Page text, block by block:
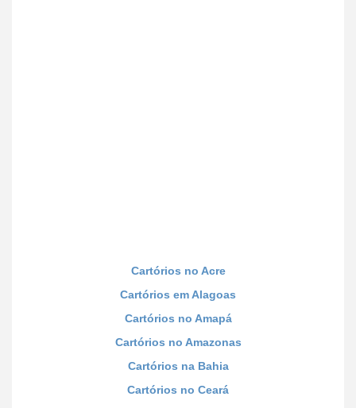
Cartórios no Acre
Cartórios em Alagoas
Cartórios no Amapá
Cartórios no Amazonas
Cartórios na Bahia
Cartórios no Ceará